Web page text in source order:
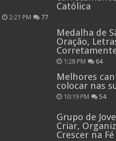
Católica
2:21 PM 77
Medalha de
Oração,
1:28 PM 64
Melhores
colocar nas
10:19 PM 54
Grupo de
Criar,
Crescer na Fé